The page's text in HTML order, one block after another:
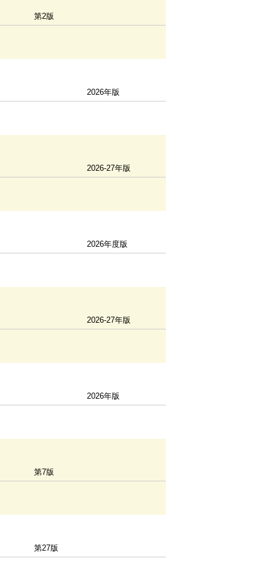
第2版
2026年版
2026-27年版
2026年度版
2026-27年版
2026年版
第7版
第27版